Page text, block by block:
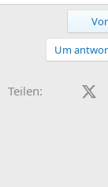
Um
Teilen: